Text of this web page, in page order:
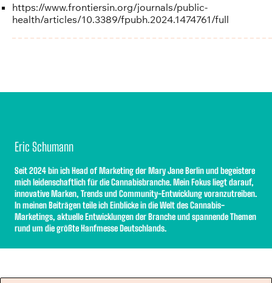
https://www.frontiersin.org/journals/public-
health/articles/10.3389/fpubh.2024.1474761/full
Eric Schumann
Seit 2024 bin ich Head of Marketing der Mary Jane Berlin und begeistere
mich leidenschaftlich für die Cannabisbranche. Mein Fokus liegt darauf,
innovative Marken, Trends und Community-Entwicklung voranzutreiben.
In meinen Beiträgen teile ich Einblicke in die Welt des Cannabis-
Marketings, aktuelle Entwicklungen der Branche und spannende Themen
rund um die größte Hanfmesse Deutschlands.